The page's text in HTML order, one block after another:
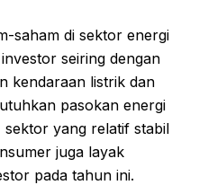
saham di sektor energi
seiring dengan
kendaraan listrik dan
pasokan energi
sektor yang relatif stabil
juga layak
pada tahun ini.